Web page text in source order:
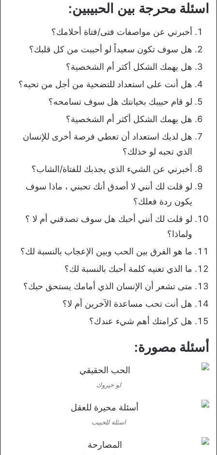
اسئلة محرجة بين الحبيبين:
أخبرني عن مواصفات فتى/فتاة أحلامك؟
هل سوف تكون سعيداً لو أحببت من كل قلبك؟
هل يهمك الشكل أكثر أم الشخصية؟
هل أنت على استعداد للتضحية من أجل من تحبه؟
لو قام حبيبك بخيانتك هل سوف تسامحه؟
هل يهمك الشكل أكثر أم الشخصية؟
هل لديك استعداد أن تعطي فرصة أخرى للإنسان
الذي تحبه لو خذلك؟
أخبرني عن الشيء الذي يجذبك للفتاة/الشاب؟
لو قلت لك أنني لا أصدق أنك تحبني ، ماذا سوف
يكون ردة فعلك؟
لو قلت لك أنني أحبك هل سوف تصدقني أم لا ؟
ولماذا؟
ما هو الفرق بين الحب وبين الإعجاب بالنسبة لك؟
ما الذي تعنيه كلمة أحبك بالنسبة لك؟
متى تشعر أن الإنسان الذي أمامك يستحق حبك؟
هل أنت تحب مساعدة الآخرين أم لا؟
هل كرامتك أهم شيء عندك؟
أسئلة مصورة:
لو خيروك
اسئلة للحبيب